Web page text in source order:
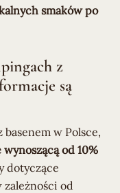
smaków po
z
są
w Polsce,
od 10%
dotyczące
od